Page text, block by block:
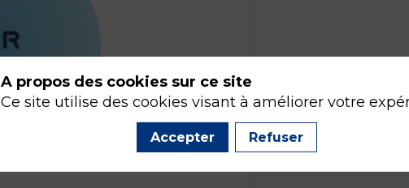
A propos des cookies sur ce site
Ce site utilise des cookies visant à améliorer votre
Accepter Refuser